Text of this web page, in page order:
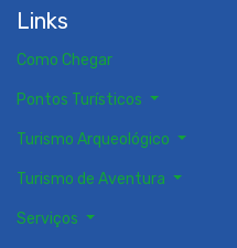
Links
Como Chegar
Pontos Turísticos
Turismo Arqueológico
Turismo de Aventura
Serviços